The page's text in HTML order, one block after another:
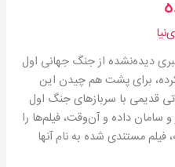
دیده‌نشده از جنگ جهانی اول
کرده، برای پشت هم چیدن این
قدیمی با سربازهای جنگ اول
سامان داده و آن‌وقت، فیلم‌ها را
فیلم مستندی شده به نام آنها